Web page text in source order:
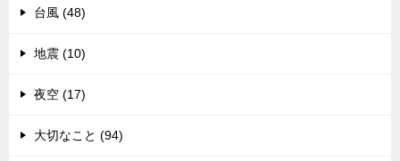
台風 (48)
地震 (10)
夜空 (17)
大切なこと (94)